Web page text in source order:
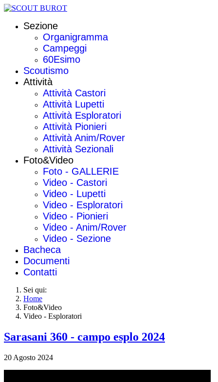
Sezione
Organigramma
Campeggi
60Esimo
Scoutismo
Attività
Attività Castori
Attività Lupetti
Attività Esploratori
Attività Pionieri
Attività Anim/Rover
Attività Sezionali
Foto&Video
Foto - GALLERIE
Video - Castori
Video - Lupetti
Video - Esploratori
Video - Pionieri
Video - Anim/Rover
Video - Sezione
Bacheca
Documenti
Contatti
Sei qui:
Home
Foto&Video
Video - Esploratori
Sarasani 360 - campo esplo 2024
20 Agosto 2024